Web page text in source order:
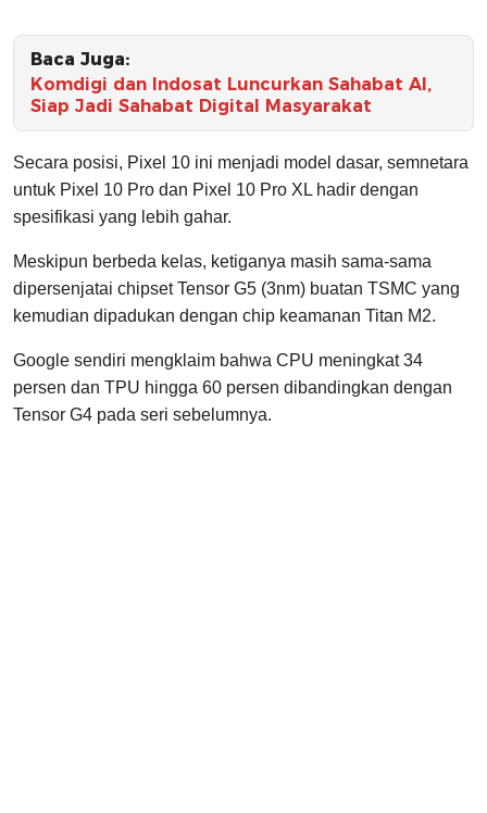
Baca Juga:
Komdigi dan Indosat Luncurkan Sahabat AI,
Siap Jadi Sahabat Digital Masyarakat
Secara posisi, Pixel 10 ini menjadi model dasar, semnetara
untuk Pixel 10 Pro dan Pixel 10 Pro XL hadir dengan
spesifikasi yang lebih gahar.
Meskipun berbeda kelas, ketiganya masih sama-sama
dipersenjatai chipset Tensor G5 (3nm) buatan TSMC yang
kemudian dipadukan dengan chip keamanan Titan M2.
Google sendiri mengklaim bahwa CPU meningkat 34
persen dan TPU hingga 60 persen dibandingkan dengan
Tensor G4 pada seri sebelumnya.